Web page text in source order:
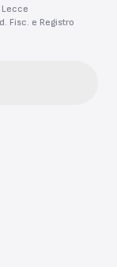
Fisc. e Registro